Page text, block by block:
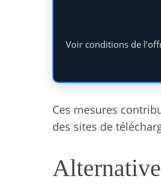
Voir conditions de
Ces mesures
des sites de